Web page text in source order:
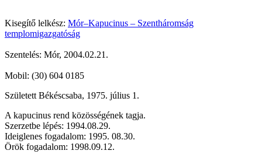
Kisegítő lelkész: Mór–Kapucinus – Szentháromság
templomigazgatóság
Szentelés: Mór, 2004.02.21.
Mobil: (30) 604 0185
Született Békéscsaba, 1975. július 1.
A kapucinus rend közösségének tagja.
Szerzetbe lépés: 1994.08.29.
Ideiglenes fogadalom: 1995. 08.30.
Örök fogadalom: 1998.09.12.